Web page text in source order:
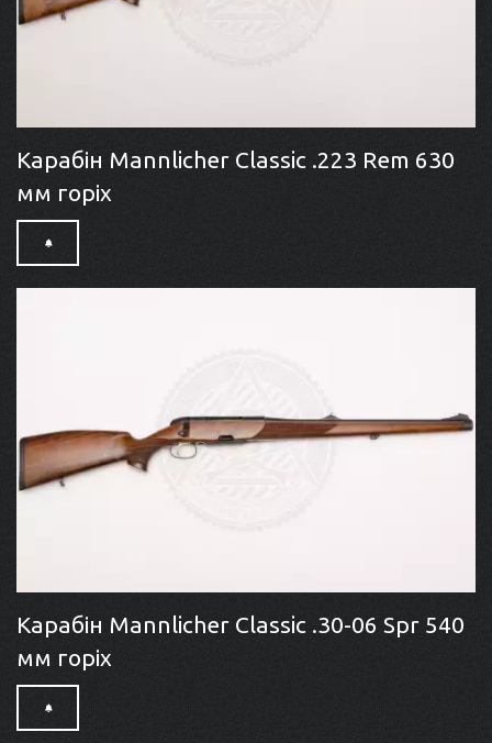
Карабін Mannlicher Classic .223 Rem 630
мм горіх
Карабін Mannlicher Classic .30-06 Spr 540
мм горіх